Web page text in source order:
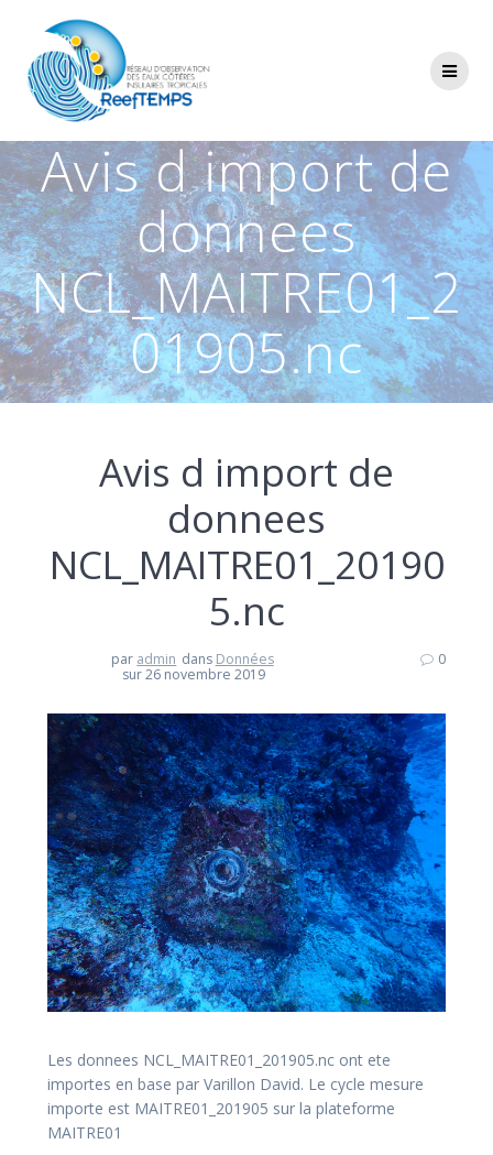
Avis d import de
donnees
NCL_MAITRE01_2
01905.nc
Avis d import de
donnees
NCL_MAITRE01_20190
5.nc
par admin dans Données
sur 26 novembre 2019
0
Les donnees NCL_MAITRE01_201905.nc ont ete
importes en base par Varillon David. Le cycle mesure
importe est MAITRE01_201905 sur la plateforme
MAITRE01